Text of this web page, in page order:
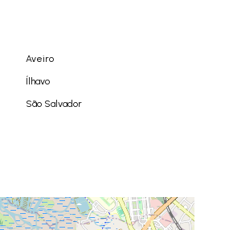
Aveiro
Ílhavo
São Salvador